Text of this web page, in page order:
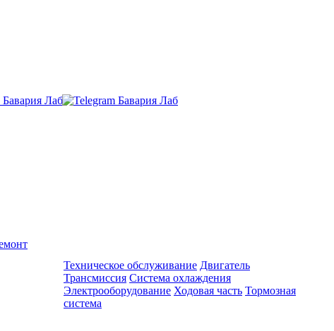
Техническое обслуживание Двигатель
Трансмиссия Система охлаждения
Электрооборудование Ходовая часть Тормозная
система